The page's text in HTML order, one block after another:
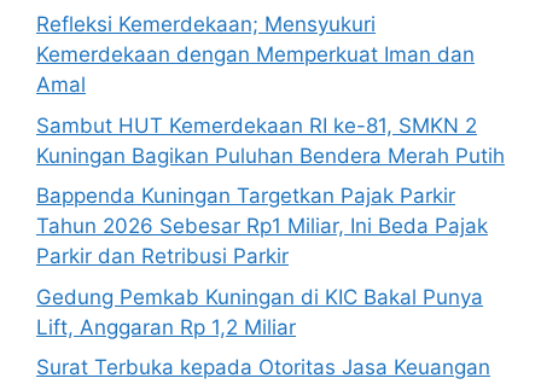
Refleksi Kemerdekaan; Mensyukuri
Kemerdekaan dengan Memperkuat Iman dan
Amal
Sambut HUT Kemerdekaan RI ke-81, SMKN 2
Kuningan Bagikan Puluhan Bendera Merah Putih
Bappenda Kuningan Targetkan Pajak Parkir
Tahun 2026 Sebesar Rp1 Miliar, Ini Beda Pajak
Parkir dan Retribusi Parkir
Gedung Pemkab Kuningan di KIC Bakal Punya
Lift, Anggaran Rp 1,2 Miliar
Surat Terbuka kepada Otoritas Jasa Keuangan